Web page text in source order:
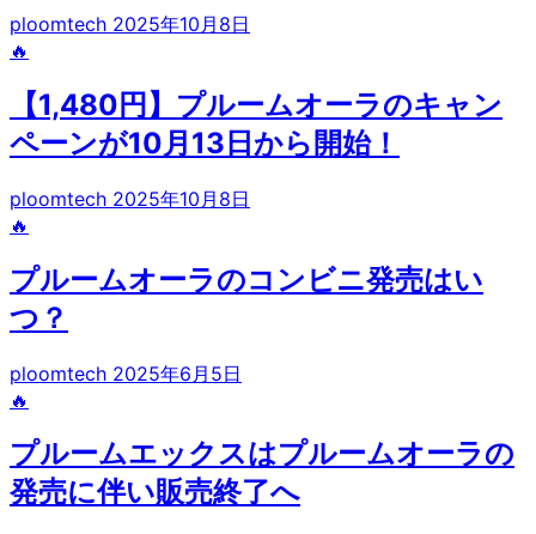
ploomtech 2025年10月8日
🔥
【1,480円】プルームオーラのキャン
ペーンが10月13日から開始！
ploomtech 2025年10月8日
🔥
プルームオーラのコンビニ発売はい
つ？
ploomtech 2025年6月5日
🔥
プルームエックスはプルームオーラの
発売に伴い販売終了へ